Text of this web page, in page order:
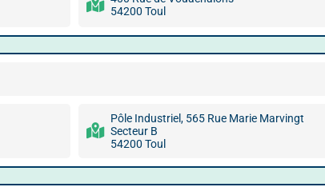
54200 Toul
Pôle Industriel, 565 Rue Marie Marvingt
Secteur B
54200 Toul